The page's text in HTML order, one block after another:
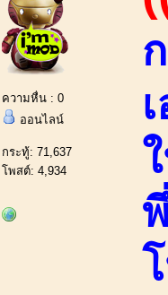
ความหื่น : 0
ออนไลน์
กระทู้: 71,637
โพสต์: 4,934